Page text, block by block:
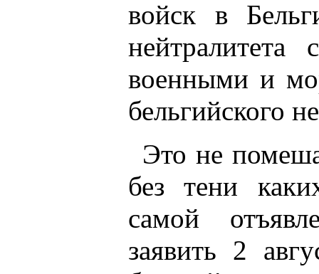
войск в
нейтралитета
военными и
бельгийского
Это не
без тени
самой
заявить 2